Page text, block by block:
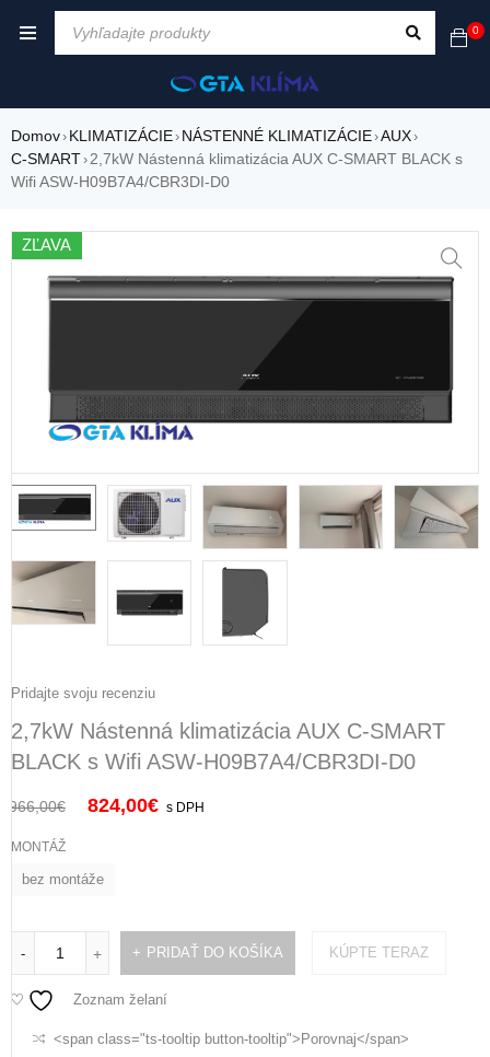
0
Domov› KLIMATIZÁCIE› NÁSTENNÉ KLIMATIZÁCIE›AUX›
C-SMART› 2,7kW Nástenná klimatizácia AUX C-SMART BLACK s
Wifi ASW-H09B7A4/CBR3DI-D0
ZĽAVA
Pridajte svoju recenziu
2,7kW Nástenná klimatizácia AUX C-SMART
BLACK s Wifi ASW-H09B7A4/CBR3DI-D0
966,00€ 824,00€ s DPH
MONTÁŽ
bez montáže
- + PRIDAŤ DO KOŠÍKA KÚPTE TERAZ
Zoznam želaní
<span class="ts-tooltip button-tooltip">Porovnaj</span>